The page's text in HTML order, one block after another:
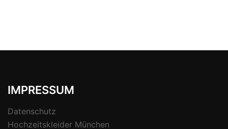
IMPRESSUM
Datenschutz
Hochzeitskleider München